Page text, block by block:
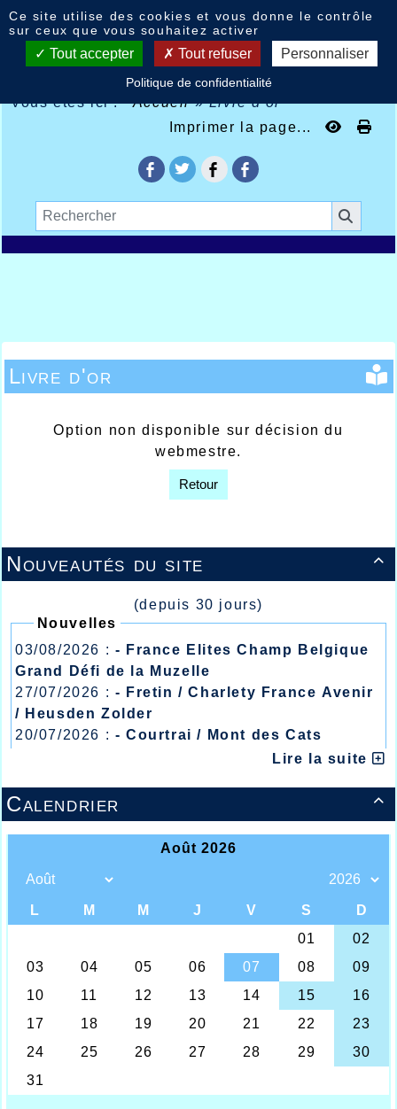
Vous êtes ici :Accueil»Livre d'or
Imprimer la page...

Nouveautés du site
(depuis 30 jours)
Nouvelles
03/08/2026 : - France Elites Champ Belgique
Grand Défi de la Muzelle
27/07/2026 : - Fretin / Charlety France Avenir
/ Heusden Zolder
20/07/2026 : - Courtrai / Mont des Cats
- Lyon / Meeting Abeilles /Lire la suite

Calendrier
Livre d'or
Option non disponible sur décision du
webmestre.
Retour
Ce site utilise des cookies et vous donne le contrôle
sur ceux que vous souhaitez activer
Tout accepter Tout refuser Personnaliser
Politique de confidentialité